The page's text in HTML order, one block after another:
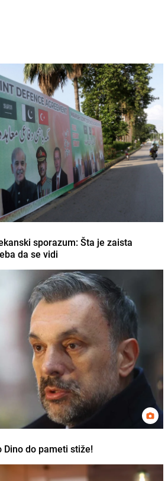
sporazum: Šta je zaista
da se vidi
Dino do pameti stiže!